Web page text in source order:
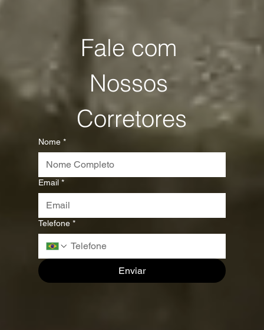
Fale com
Nossos
Corretores
Nome *
Email *
Telefone *
Enviar